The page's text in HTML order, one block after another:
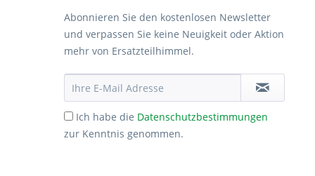
Abonnieren Sie den kostenlosen Newsletter
und verpassen Sie keine Neuigkeit oder Aktion
mehr von Ersatzteilhimmel.
Ich habe die Datenschutzbestimmungen
zur Kenntnis genommen.